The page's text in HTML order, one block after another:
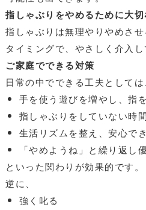
指しゃぶりをやめるために大
指しゃぶりは無理やりやめさ
タイミングで、やさしく介入
ご家庭でできる対策
日常の中でできる工夫としては
手を使う遊びを増やし、指
指しゃぶりをしていない時
生活リズムを整え、安心で
「やめようね」と繰り返し
といった関わりが効果的です。
逆に、
強く叱る